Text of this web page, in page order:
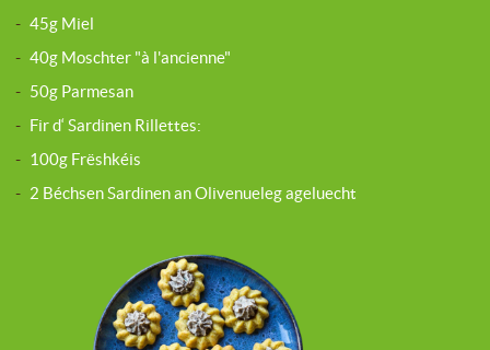
- 45g Miel
- 40g Moschter "à l'ancienne"
- 50g Parmesan
- Fir d‘ Sardinen Rillettes:
- 100g Frëshkéis
- 2 Béchsen Sardinen an Olivenueleg ageluecht